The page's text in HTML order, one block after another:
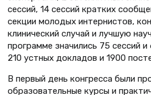
сессий, 14 сессий кратких
секции молодых интернистов,
клинический случай и лучшую
программе значились 75 сессий
210 устных докладов и 1900
В первый день конгресса были
образовательные курсы и